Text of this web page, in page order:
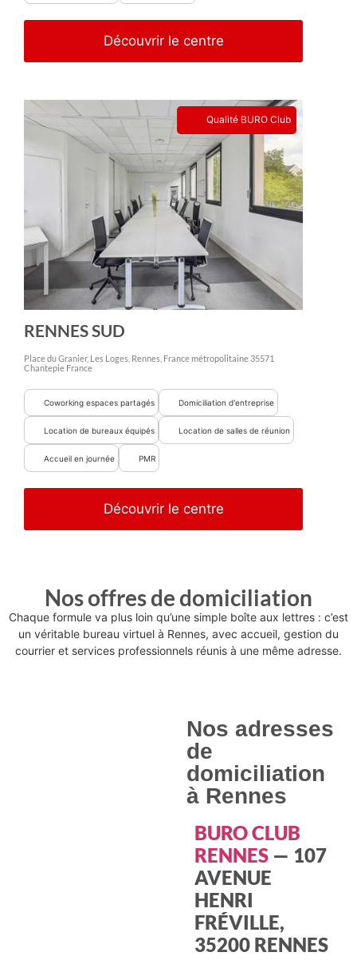
Découvrir le centre
Qualité BURO Club
RENNES SUD
Place du Granier, Les Loges, Rennes, France métropolitaine 35571
Chantepie France
Coworking espaces partagés Domiciliation d'entreprise
Location de bureaux équipés Location de salles de réunion
Accueil en journée PMR
Découvrir le centre
Nos offres de domiciliation
Chaque formule va plus loin qu’une simple boîte aux lettres : c’est
un véritable bureau virtuel à Rennes, avec accueil, gestion du
courrier et services professionnels réunis à une même adresse.
Nos adresses
de
domiciliation
à Rennes
BURO CLUB
RENNES — 107
AVENUE
HENRI
FRÉVILLE,
35200 RENNES